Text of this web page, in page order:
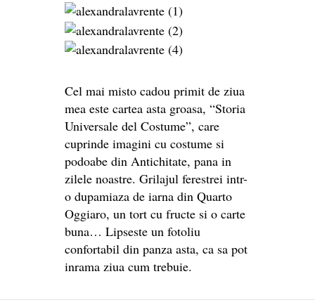
Cel mai misto cadou primit de ziua
mea este cartea asta groasa, “Storia
Universale del Costume”, care
cuprinde imagini cu costume si
podoabe din Antichitate, pana in
zilele noastre. Grilajul ferestrei intr-
o dupamiaza de iarna din Quarto
Oggiaro, un tort cu fructe si o carte
buna… Lipseste un fotoliu
confortabil din panza asta, ca sa pot
inrama ziua cum trebuie.